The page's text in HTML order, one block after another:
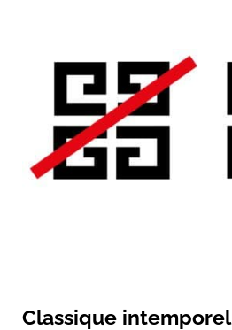
Classique intemporel